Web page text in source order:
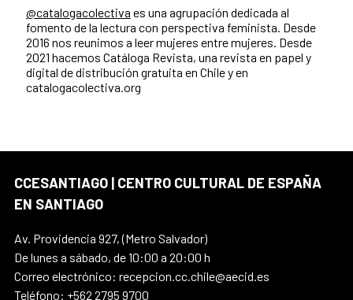
@catalogacolectiva es una agrupación dedicada al
fomento de la lectura con perspectiva feminista. Desde
2016 nos reunimos a leer mujeres entre mujeres. Desde
2021 hacemos Catáloga Revista, una revista en papel y
digital de distribución gratuita en Chile y en
catalogacolectiva.org
CCESANTIAGO | CENTRO CULTURAL DE ESPAÑA
EN SANTIAGO
Av. Providencia 927, (Metro Salvador)
De lunes a sábado, de 10:00 a 20:00 h
Correo electrónico: recepcion.cc.chile@aecid.es
Teléfono: +562 2795 9700